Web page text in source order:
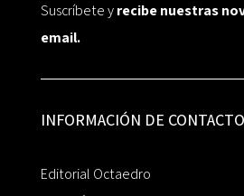
Suscríbete yrecibe nuestras
email.
INFORMACIÓN DE CONTACTO
Editorial Octaedro